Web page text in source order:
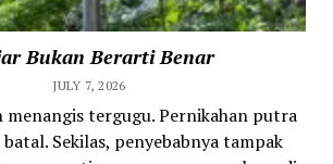
Bukan Berarti Benar
JULY 7, 2026
menangis tergugu. Pernikahan putra
Sekilas, penyebabnya tampak